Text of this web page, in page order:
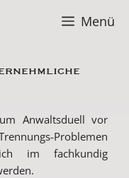
Menü
Anwaltsduell vor
Problemen
im fachkundig